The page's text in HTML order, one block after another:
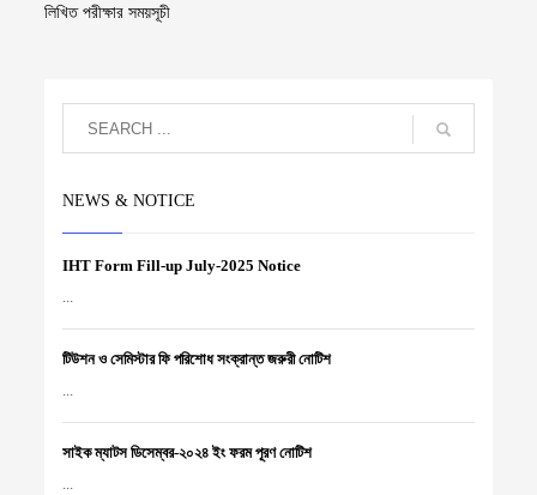
লিখিত পরীক্ষার সময়সূচী
NEWS & NOTICE
IHT Form Fill-up July-2025 Notice
...
টিউশন ও সেমিস্টার ফি পরিশোধ সংক্রান্ত জরুরী নোটিশ
...
সাইক ম্যাটস ডিসেম্বর-২০২৪ ইং ফরম পূরণ নোটিশ
...